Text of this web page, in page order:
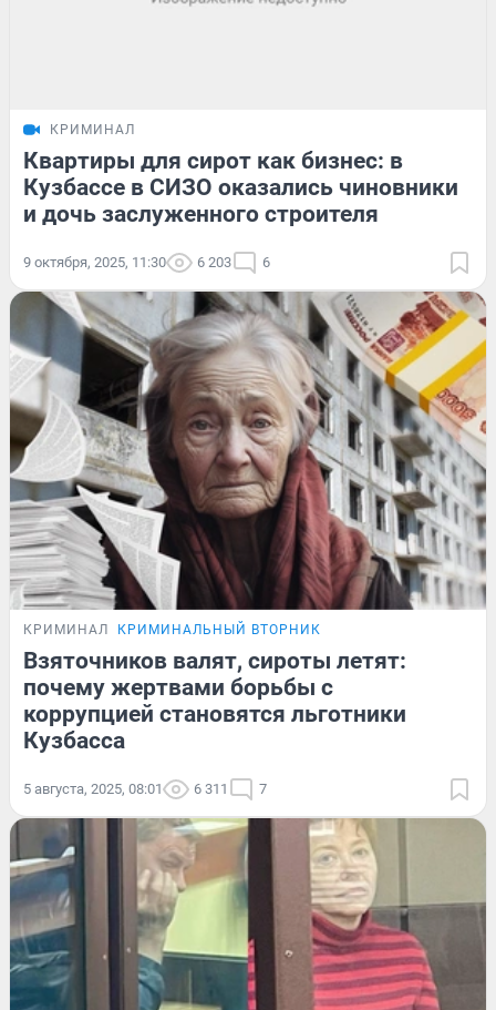
КРИМИНАЛ
Квартиры для сирот как бизнес: в
Кузбассе в СИЗО оказались чиновники
и дочь заслуженного строителя
9 октября, 2025, 11:30 6 203 6
КРИМИНАЛ КРИМИНАЛЬНЫЙ ВТОРНИК
Взяточников валят, сироты летят:
почему жертвами борьбы с
коррупцией становятся льготники
Кузбасса
5 августа, 2025, 08:01 6 311 7